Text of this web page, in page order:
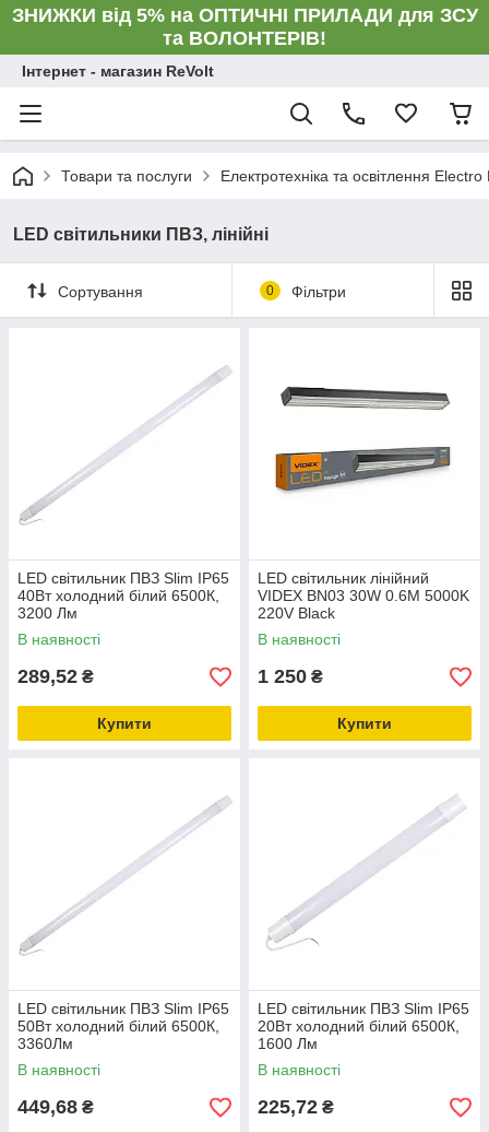
ЗНИЖКИ від 5% на ОПТИЧНІ ПРИЛАДИ для ЗСУ
та ВОЛОНТЕРІВ!
Інтернет - магазин ReVolt
Товари та послуги Електротехніка та освітлення
LED світильники ПВЗ, лінійні
Сортування 0 Фільтри
LED світильник ПВЗ Slim IP65
40Вт холодний білий 6500К,
3200 Лм
В наявності
289,52 ₴
Купити
LED світильник лінійний
VIDEX BN03 30W 0.6М 5000K
220V Black
В наявності
1 250 ₴
Купити
LED світильник ПВЗ Slim IP65
50Вт холодний білий 6500К,
3360Лм
В наявності
449,68 ₴
LED світильник ПВЗ Slim IP65
20Вт холодний білий 6500К,
1600 Лм
В наявності
225,72 ₴